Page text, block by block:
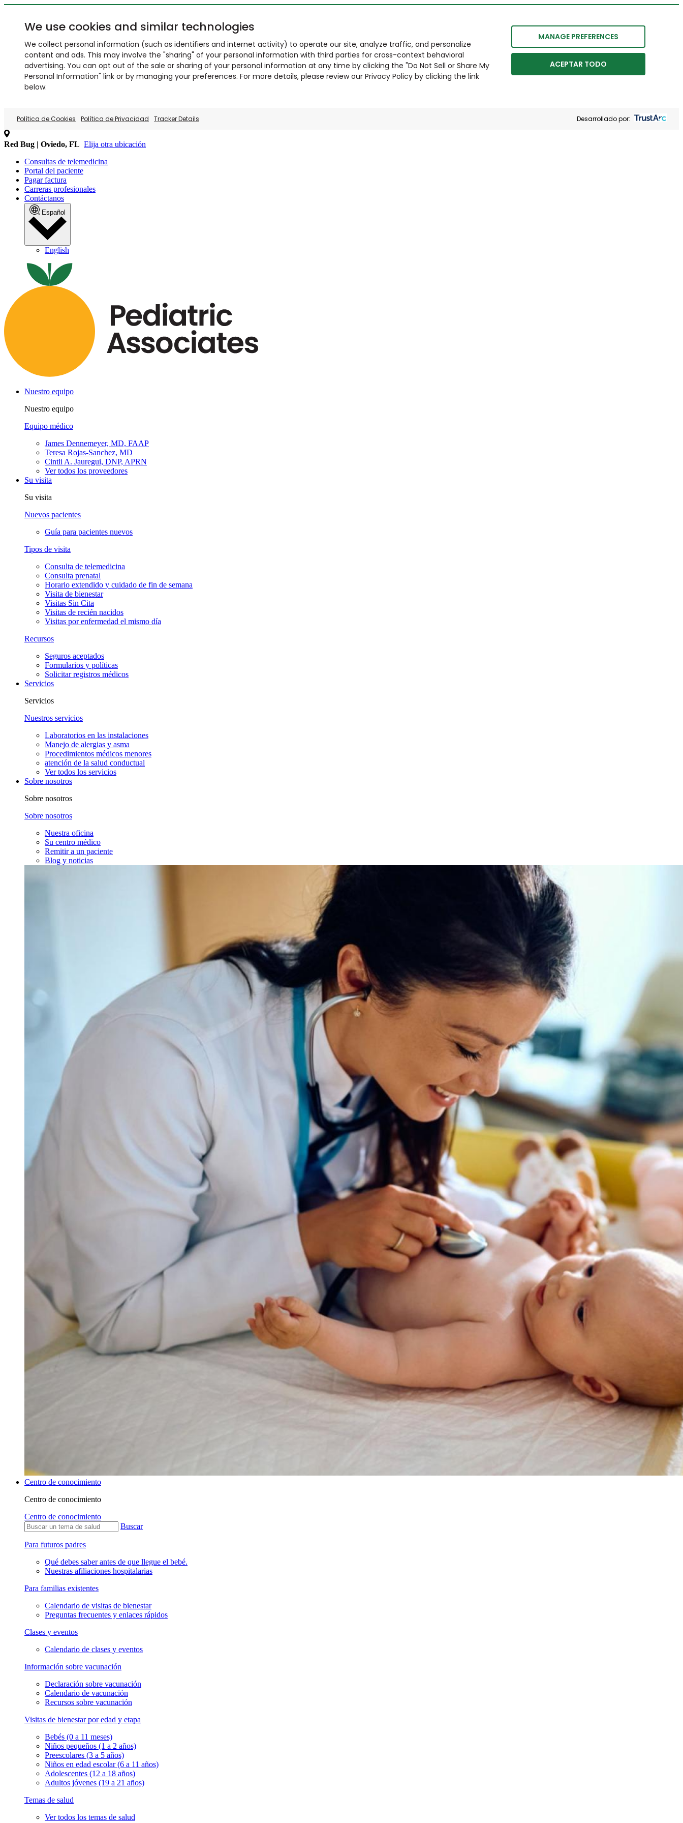
We use cookies and similar technologies
We collect personal information (such as identifiers and internet activity) to operate our site, analyze traffic, and personalize
content and ads. This may involve the "sharing" of your personal information with third parties for cross-context behavioral
advertising. You can opt out of the sale or sharing of your personal information at any time by clicking the "Do Not Sell or Share My
Personal Information" link or by managing your preferences. For more details, please review our Privacy Policy by clicking the link
below.
MANAGE PREFERENCES
ACEPTAR TODO
Política de Cookies Política de Privacidad Tracker Details Desarrollado por:
Red Bug | Oviedo, FL Elija otra ubicación
Consultas de telemedicina
Portal del paciente
Pagar factura
Carreras profesionales
Contáctanos
Español
English
Nuestro equipo
Nuestro equipo
Equipo médico
James Dennemeyer, MD, FAAP
Teresa Rojas-Sanchez, MD
Cintli A. Jauregui, DNP, APRN
Ver todos los proveedores
Su visita
Su visita
Nuevos pacientes
Guía para pacientes nuevos
Tipos de visita
Consulta de telemedicina
Consulta prenatal
Horario extendido y cuidado de fin de semana
Visita de bienestar
Visitas Sin Cita
Visitas de recién nacidos
Visitas por enfermedad el mismo día
Recursos
Seguros aceptados
Formularios y políticas
Solicitar registros médicos
Servicios
Servicios
Nuestros servicios
Laboratorios en las instalaciones
Manejo de alergias y asma
Procedimientos médicos menores
atención de la salud conductual
Ver todos los servicios
Sobre nosotros
Sobre nosotros
Sobre nosotros
Nuestra oficina
Su centro médico
Remitir a un paciente
Blog y noticias
Centro de conocimiento
Centro de conocimiento
Centro de conocimiento
Buscar
Para futuros padres
Qué debes saber antes de que llegue el bebé.
Nuestras afiliaciones hospitalarias
Para familias existentes
Calendario de visitas de bienestar
Preguntas frecuentes y enlaces rápidos
Clases y eventos
Calendario de clases y eventos
Información sobre vacunación
Declaración sobre vacunación
Calendario de vacunación
Recursos sobre vacunación
Visitas de bienestar por edad y etapa
Bebés (0 a 11 meses)
Niños pequeños (1 a 2 años)
Preescolares (3 a 5 años)
Niños en edad escolar (6 a 11 años)
Adolescentes (12 a 18 años)
Adultos jóvenes (19 a 21 años)
Temas de salud
Ver todos los temas de salud